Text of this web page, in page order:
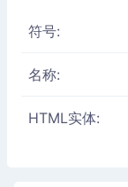
符号:
名称:
HTML实体: